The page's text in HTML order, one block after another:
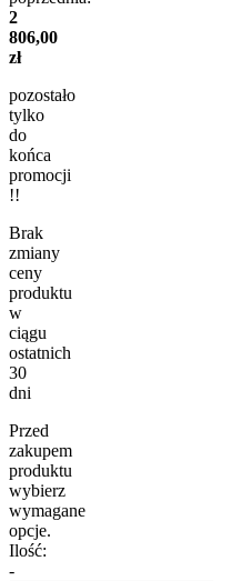
2
806,00
zł
pozostało
tylko
do
końca
promocji
!!
Brak
zmiany
ceny
produktu
w
ciągu
ostatnich
30
dni
Przed
zakupem
produktu
wybierz
wymagane
opcje.
Ilość:
-